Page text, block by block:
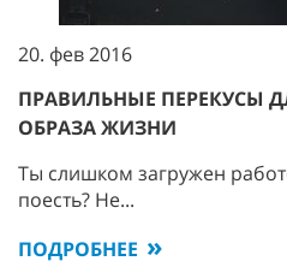
20. фев 2016
ПРАВИЛЬНЫЕ ПЕРЕКУСЫ
ОБРАЗА ЖИЗНИ
Ты слишком загружен
поесть? Не...
ПОДРОБНЕЕ